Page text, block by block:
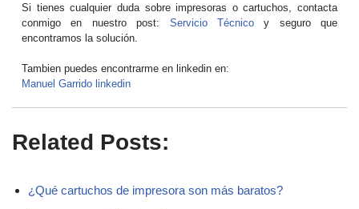
Si tienes cualquier duda sobre impresoras o cartuchos, contacta
conmigo en nuestro post: Servicio Técnicoy seguro que
encontramos la solución.
Tambien puedes encontrarme en linkedin en:
Manuel Garrido linkedin
Related Posts:
¿Qué cartuchos de impresora son más baratos?